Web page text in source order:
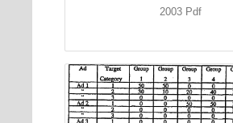
2003 Pdf